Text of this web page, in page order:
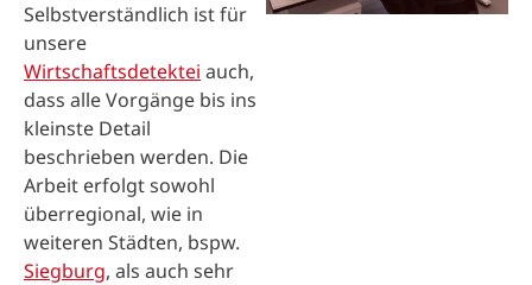
Selbstverständlich ist für
unsere
Wirtschaftsdetektei auch,
dass alle Vorgänge bis ins
kleinste Detail
beschrieben werden. Die
Arbeit erfolgt sowohl
überregional, wie in
weiteren Städten, bspw.
Siegburg, als auch sehr